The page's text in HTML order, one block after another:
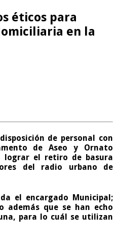
éticos para
en la
de personal con
de Aseo y Ornato
lograr el retiro de basura
del radio urbano de
el encargado Municipal;
además que se han echo
para lo cuál se utilizan